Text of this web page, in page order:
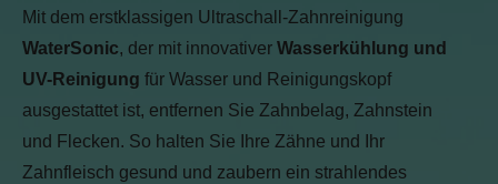
Mit dem erstklassigen Ultraschall-Zahnreinigung
WaterSonic, der mit innovativer Wasserkühlung und
UV-Reinigung für Wasser und Reinigungskopf
ausgestattet ist, entfernen Sie Zahnbelag, Zahnstein
und Flecken. So halten Sie Ihre Zähne und Ihr
Zahnfleisch gesund und zaubern ein strahlendes